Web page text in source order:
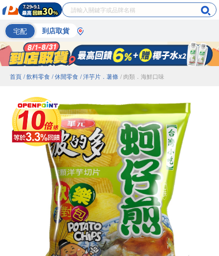
宅配 到店取貨
首頁 / 飲料零食 / 休閒零食 / 洋芋片．薯條 / 肉類．海鮮口味